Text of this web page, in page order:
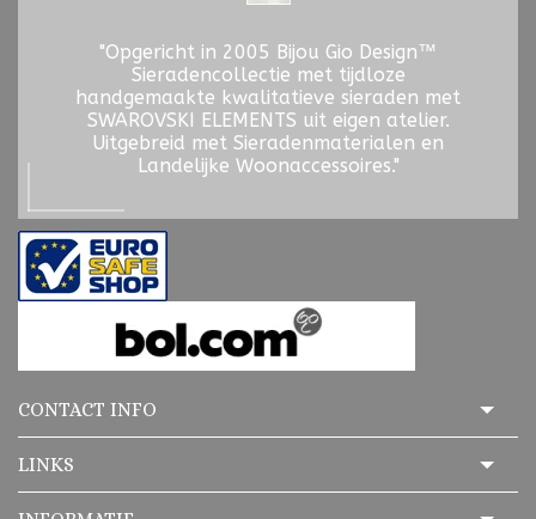
"Opgericht in 2005 Bijou Gio Design™
Sieradencollectie met tijdloze
handgemaakte kwalitatieve sieraden met
SWAROVSKI ELEMENTS uit eigen atelier.
Uitgebreid met Sieradenmaterialen en
Landelijke Woonaccessoires."
CONTACT INFO
LINKS